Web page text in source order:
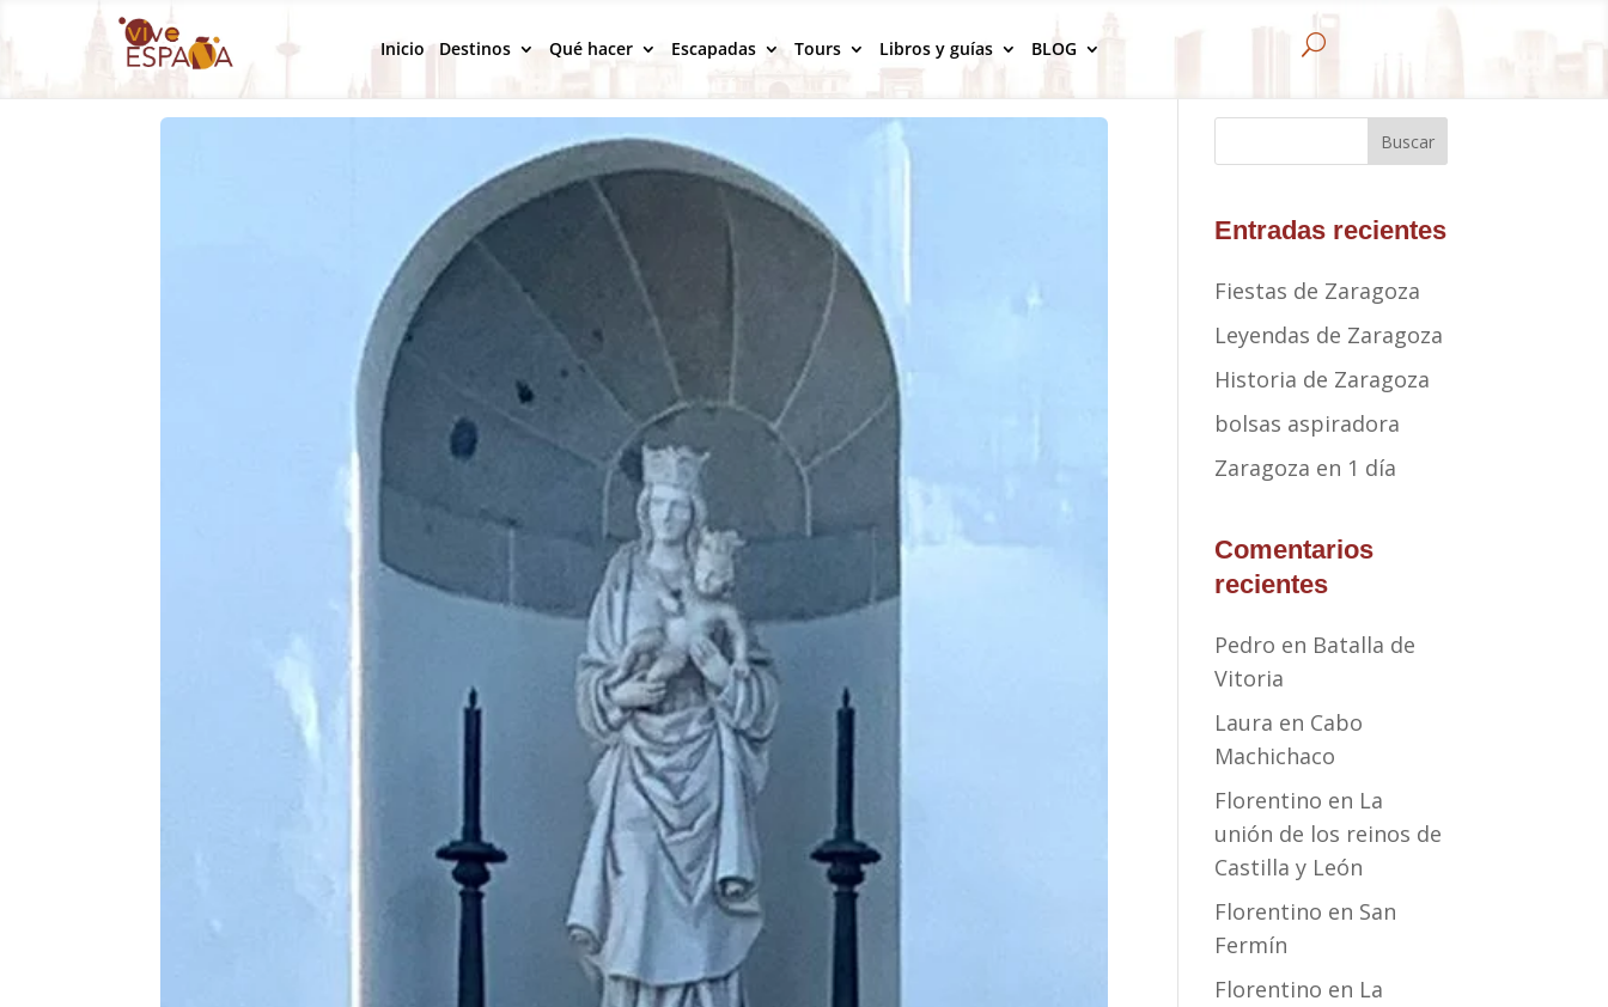
Inicio Destinos Qué hacer Escapadas Tours Libros y guías BLOG U
Buscar
Entradas recientes
Fiestas de Zaragoza
Leyendas de Zaragoza
Historia de Zaragoza
bolsas aspiradora
Zaragoza en 1 día
Comentarios
recientes
Pedro en Batalla de
Vitoria
Laura en Cabo
Machichaco
Florentino en La
unión de los reinos de
Castilla y León
Florentino en San
Fermín
Florentino en La